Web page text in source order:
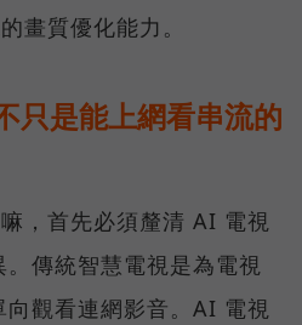
畫質優化能力。
只是能上網看串流的
，首先必須釐清 AI 電視
傳統智慧電視是為電視
觀看連網影音。AI 電視